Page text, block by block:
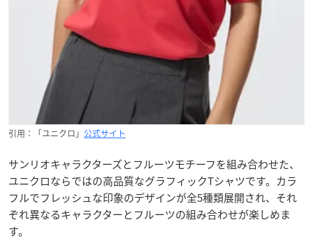
引用：「ユニクロ」 公式サイト
サンリオキャラクターズとフルーツモチーフを組み合わせた、
ユニクロならではの高品質なグラフィックTシャツです。カラ
フルでフレッシュな印象のデザインが全5種類展開され、それ
ぞれ異なるキャラクターとフルーツの組み合わせが楽しめま
す。